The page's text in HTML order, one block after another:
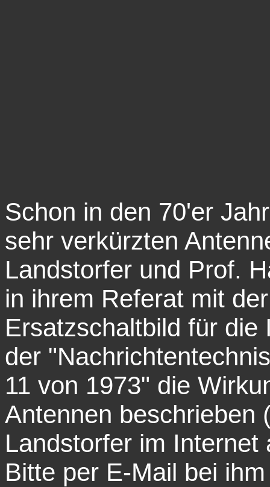
Schon in den 70'er
sehr verkürzten
Landstorfer und Prof.
in ihrem Referat mit
Ersatzschaltbild für
der
11 von 1973" die
Antennen beschrieben
Landstorfer im
Bitte per E-Mail bei